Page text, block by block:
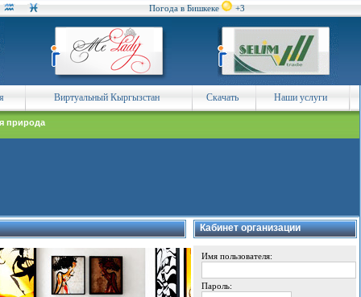
Погода в Бишкеке +3
Виртуальный Кыргызстан Скачать Наши услуги
природа
Кабинет организации
Имя пользователя:
Пароль: